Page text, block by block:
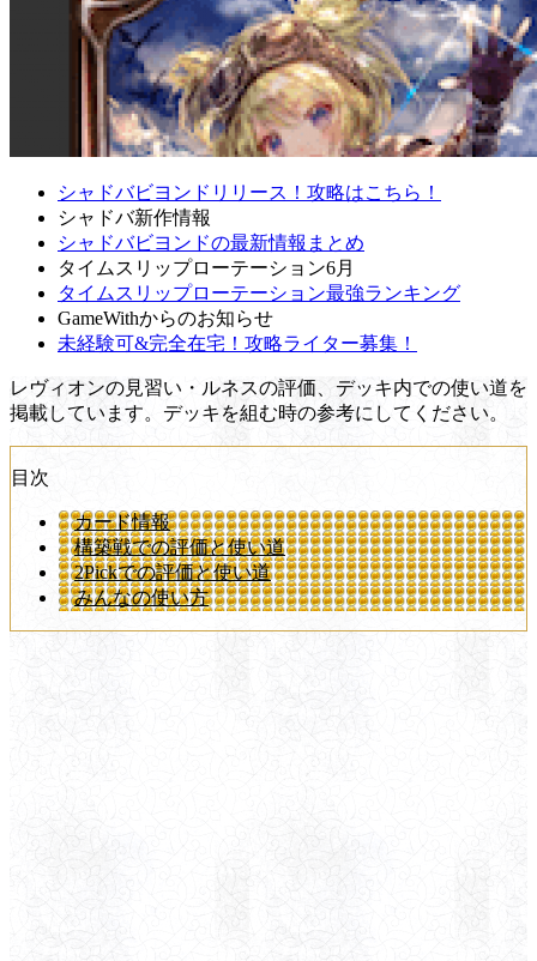
シャドバビヨンドリリース！攻略はこちら！
シャドバ新作情報
シャドバビヨンドの最新情報まとめ
タイムスリップローテーション6月
タイムスリップローテーション最強ランキング
GameWithからのお知らせ
未経験可&完全在宅！攻略ライター募集！
レヴィオンの見習い・ルネスの評価、デッキ内での使い道を
掲載しています。デッキを組む時の参考にしてください。
目次
カード情報
構築戦での評価と使い道
2Pickでの評価と使い道
みんなの使い方